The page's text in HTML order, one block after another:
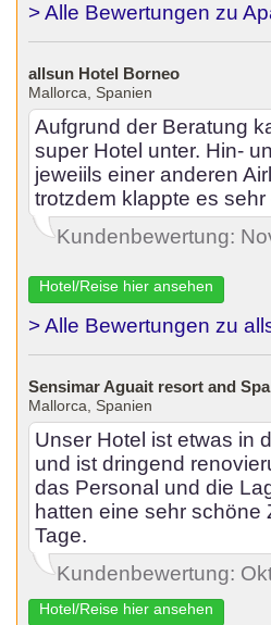
> Alle Bewertungen zu
allsun Hotel Borneo
Mallorca, Spanien
Aufgrund der Beratung
super Hotel unter. Hin-
jeweiils einer anderen
trotzdem klappte es sehr
Kundenbewertung:
Hotel/Reise hier ansehen
> Alle Bewertungen zu
Sensimar Aguait resort and Spa
Mallorca, Spanien
Unser Hotel ist etwas in
und ist dringend
das Personal und die
hatten eine sehr schöne
Tage.
Kundenbewertung:
Hotel/Reise hier ansehen